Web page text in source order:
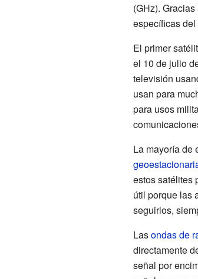
(GHz).
específicas del
El primer
el 10 de julio
televisión
usan para
para usos
La mayoría de
estos satélites
útil porque las
seguirlos,
Lasondas de
directamente
señal por